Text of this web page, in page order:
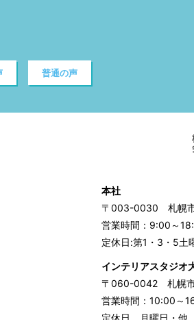
普通の声
本社
〒003-0030 札幌
営業時間：9:00～
定休日:第1・3・5土
インテリアスタジオ
〒060-0042 札幌
営業時間：10:00～
定休日 月曜日・他